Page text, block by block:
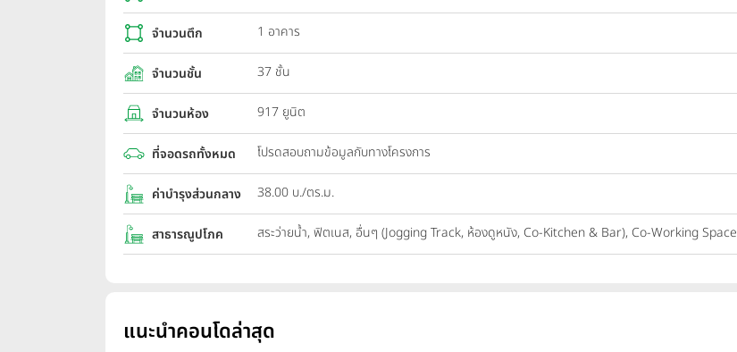
จำนวนตึก 1 อาคาร
จำนวนชั้น 37 ชั้น
จำนวนห้อง 917 ยูนิต
ที่จอดรถทั้งหมด โปรดสอบถามข้อมูลกับทางโครงการ
ค่าบำรุงส่วนกลาง 38.00 บ./ตร.ม.
สาธารณูปโภค สระว่ายน้ำ, ฟิตเนส, อื่นๆ (Jogging Track, ห้องดูหนัง, Co-Kitchen & Bar), Co-Working Space
แนะนำคอนโดล่าสุด